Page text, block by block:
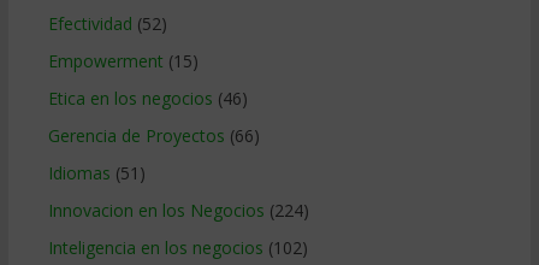
Efectividad (52)
Empowerment (15)
Etica en los negocios (46)
Gerencia de Proyectos (66)
Idiomas (51)
Innovacion en los Negocios (224)
Inteligencia en los negocios (102)